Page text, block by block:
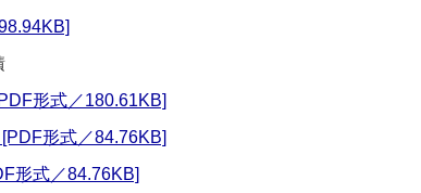
形式／180.61KB]
形式／84.76KB]
形式／84.76KB]